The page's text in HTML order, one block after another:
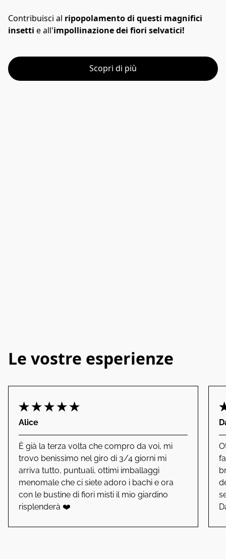
Contribuisci al ripopolamento di questi magnifici
insetti e all'impollinazione dei fiori selvatici!
Scopri di più
Le vostre esperienze
Alice
È già la terza volta che compro da voi, mi
trovo benissimo nel giro di 3/4 giorni mi
arriva tutto, puntuali, ottimi imballaggi
menomale che ci siete adoro i bachi e ora
con le bustine di fiori misti il mio giardino
risplenderà ❤️